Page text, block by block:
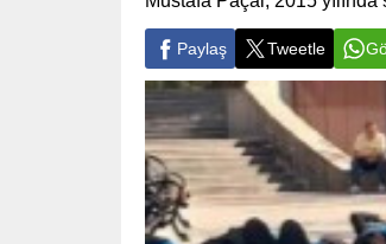
Paylaş Tweetle